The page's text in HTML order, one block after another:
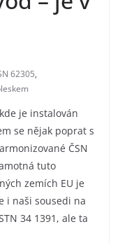
62305,
je instalován
se nějak poprat s
ČSN
tuto
zemích EU je
i naši sousedi na
34 1391, ale ta